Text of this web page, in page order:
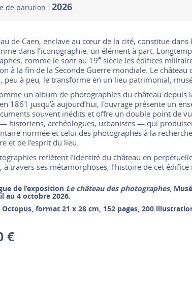
de parution : 2026
de Caen, enclave au cœur de la cité, constitue dans
dans l’iconographie, un élément à part.
comme le sont au 19e siècle les édifices
à la fin de la Seconde Guerre mondiale. Le château
peu à peu, le transforme en un lieu patrimonial,
un album de photographies du château depuis
1861 jusqu’à aujourd’hui, l'ouvrage présente un
souvent inédits et offre un double point de
historiens, archéologues, urbanistes — qui
normée et celui des photographes à la
et de l'esprit du lieu.
reflètent l’identité du château en
à travers ses métamorphoses, l’histoire de cet
de l’exposition Le château des photographes,
au 4 octobre 2026.
format 21 x 28 cm, 152 pages, 200
€